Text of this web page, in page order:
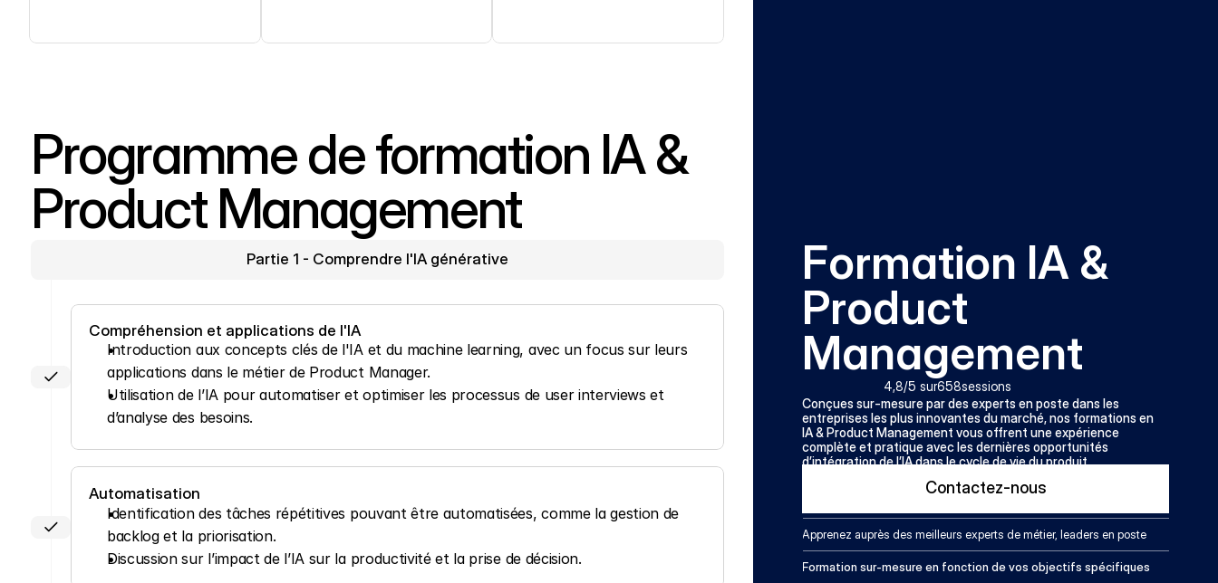
Programme de formation IA &
Product Management
Partie 1 - Comprendre l'IA générative
Compréhension et applications de l'IA
Introduction aux concepts clés de l'IA et du machine learning, avec un focus sur leurs
applications dans le métier de Product Manager.
Utilisation de l’IA pour automatiser et optimiser les processus de user interviews et
d’analyse des besoins.
Automatisation
Identification des tâches répétitives pouvant être automatisées, comme la gestion de
backlog et la priorisation.
Discussion sur l’impact de l’IA sur la productivité et la prise de décision.
Formation IA &
Product
Management
4,8/5 sur658sessions
Conçues sur-mesure par des experts en poste dans les
entreprises les plus innovantes du marché, nos formations en
IA & Product Management vous offrent une expérience
complète et pratique avec les dernières opportunités
d’intégration de l’IA dans le cycle de vie du produit.
Contactez-nous
Apprenez auprès des meilleurs experts de métier, leaders en poste
Formation sur-mesure en fonction de vos objectifs spécifiques